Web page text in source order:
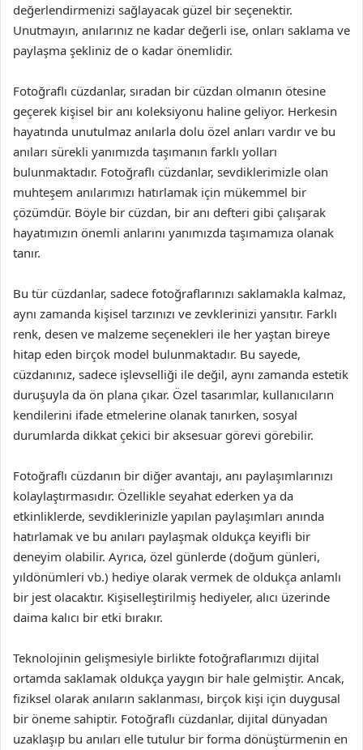
değerlendirmenizi sağlayacak güzel bir seçenektir.
Unutmayın, anılarınız ne kadar değerli ise, onları saklama ve
paylaşma şekliniz de o kadar önemlidir.
Fotoğraflı cüzdanlar, sıradan bir cüzdan olmanın ötesine
geçerek kişisel bir anı koleksiyonu haline geliyor. Herkesin
hayatında unutulmaz anılarla dolu özel anları vardır ve bu
anıları sürekli yanımızda taşımanın farklı yolları
bulunmaktadır. Fotoğraflı cüzdanlar, sevdiklerimizle olan
muhteşem anılarımızı hatırlamak için mükemmel bir
çözümdür. Böyle bir cüzdan, bir anı defteri gibi çalışarak
hayatımızın önemli anlarını yanımızda taşımamıza olanak
tanır.
Bu tür cüzdanlar, sadece fotoğraflarınızı saklamakla kalmaz,
aynı zamanda kişisel tarzınızı ve zevklerinizi yansıtır. Farklı
renk, desen ve malzeme seçenekleri ile her yaştan bireye
hitap eden birçok model bulunmaktadır. Bu sayede,
cüzdanınız, sadece işlevselliği ile değil, aynı zamanda estetik
duruşuyla da ön plana çıkar. Özel tasarımlar, kullanıcıların
kendilerini ifade etmelerine olanak tanırken, sosyal
durumlarda dikkat çekici bir aksesuar görevi görebilir.
Fotoğraflı cüzdanın bir diğer avantajı, anı paylaşımlarınızı
kolaylaştırmasıdır. Özellikle seyahat ederken ya da
etkinliklerde, sevdiklerinizle yapılan paylaşımları anında
hatırlamak ve bu anıları paylaşmak oldukça keyifli bir
deneyim olabilir. Ayrıca, özel günlerde (doğum günleri,
yıldönümleri vb.) hediye olarak vermek de oldukça anlamlı
bir jest olacaktır. Kişiselleştirilmiş hediyeler, alıcı üzerinde
daima kalıcı bir etki bırakır.
Teknolojinin gelişmesiyle birlikte fotoğraflarımızı dijital
ortamda saklamak oldukça yaygın bir hale gelmiştir. Ancak,
fiziksel olarak anıların saklanması, birçok kişi için duygusal
bir öneme sahiptir. Fotoğraflı cüzdanlar, dijital dünyadan
uzaklaşıp bu anıları elle tutulur bir forma dönüştürmenin en